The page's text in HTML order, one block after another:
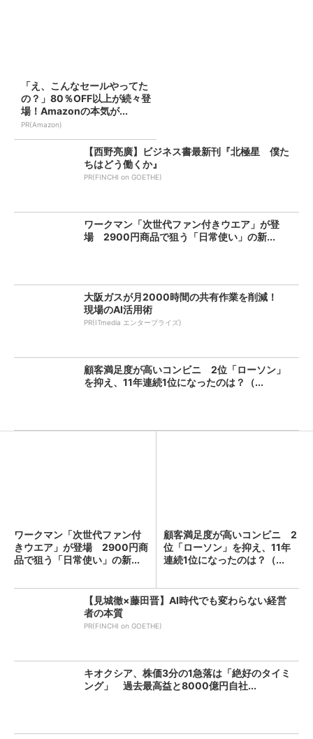
「え、こんなセールやってた
の？」80％OFF以上が続々登
場！Amazonの本気が...
PR(Amazon)
【西野亮廣】ビジネス書最新刊『北極星 僕た
ちはどう働くか』
PR(FINCHI on GOETHE)
ワークマン「次世代ファン付きウエア」が登
場 2900円商品で狙う「日常使い」の新...
大阪ガスが月2000時間の共有作業を削減！
現場のAI活用術
PR(ITmedia エンタープライズ)
顧客満足度が高いコンビニ 2位「ローソン」
を抑え、11年連続1位になったのは？（...
ワークマン「次世代ファン付
きウエア」が登場 2900円商
品で狙う「日常使い」の新...
顧客満足度が高いコンビニ 2
位「ローソン」を抑え、11年
連続1位になったのは？（...
【見城徹×藤田晋】AI時代でも変わらない経営
者の本質
PR(FINCHI on GOETHE)
キオクシア、株価3分の1急落は「絶好のタイミ
ング」 過去最高益と8000億円自社...